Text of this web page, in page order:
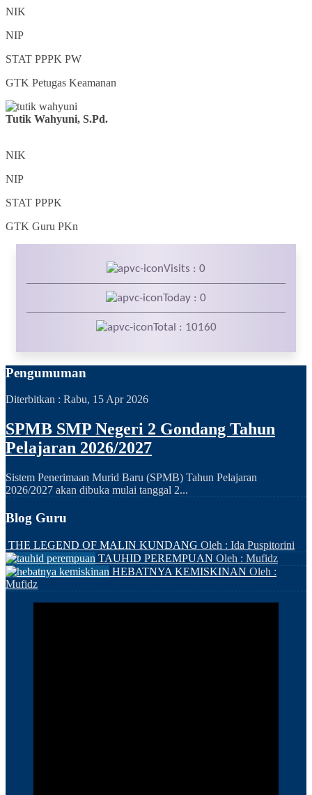
NIK
NIP
STAT PPPK PW
GTK Petugas Keamanan
Tutik Wahyuni, S.Pd.
NIK
NIP
STAT PPPK
GTK Guru PKn
Visits : 0
Today : 0
Total : 10160
Pengumuman
Diterbitkan : Rabu, 15 Apr 2026
SPMB SMP Negeri 2 Gondang Tahun
Pelajaran 2026/2027
Sistem Penerimaan Murid Baru (SPMB) Tahun Pelajaran
2026/2027 akan dibuka mulai tanggal 2...
Blog Guru
THE LEGEND OF MALIN KUNDANG Oleh : Ida Puspitorini
TAUHID PEREMPUAN Oleh : Mufidz
HEBATNYA KEMISKINAN Oleh :
Mufidz